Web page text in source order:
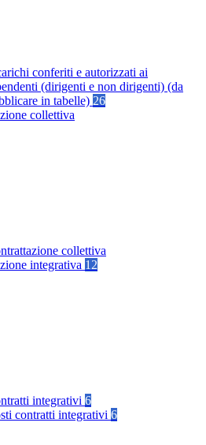
conferiti e autorizzati ai
(dirigenti e non dirigenti) (da
in tabelle) 26
collettiva
collettiva
integrativa 12
integrativi 6
contratti integrativi 6